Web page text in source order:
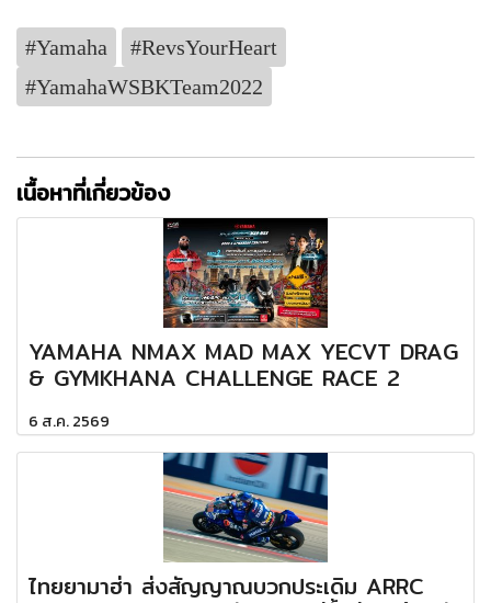
#Yamaha
#RevsYourHeart
#YamahaWSBKTeam2022
เนื้อหาที่เกี่ยวข้อง
YAMAHA NMAX MAD MAX YECVT DRAG
& GYMKHANA CHALLENGE RACE 2
6 ส.ค. 2569
ไทยยามาฮ่า ส่งสัญญาณบวกประเดิม ARRC